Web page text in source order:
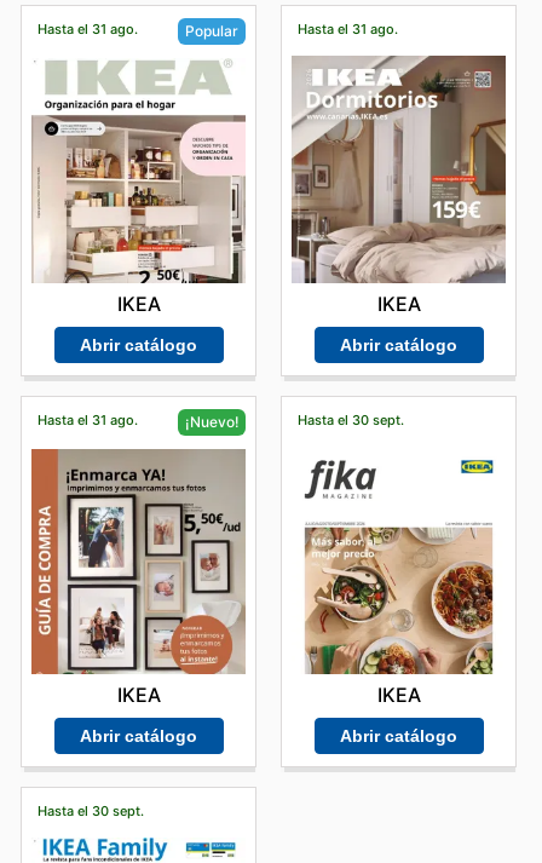
Hasta el 31 ago. Popular
IKEA
Abrir catálogo
Hasta el 31 ago.
IKEA
Abrir catálogo
Hasta el 31 ago. ¡Nuevo!
IKEA
Abrir catálogo
Hasta el 30 sept.
IKEA
Abrir catálogo
Hasta el 30 sept.